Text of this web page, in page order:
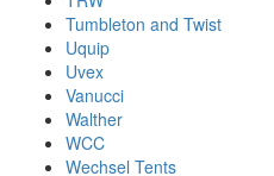
Tumbleton and Twist
Uquip
Uvex
Vanucci
Walther
WCC
Wechsel Tents